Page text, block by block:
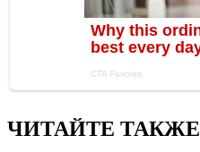
ЧИТАЙТЕ ТАКЖЕ